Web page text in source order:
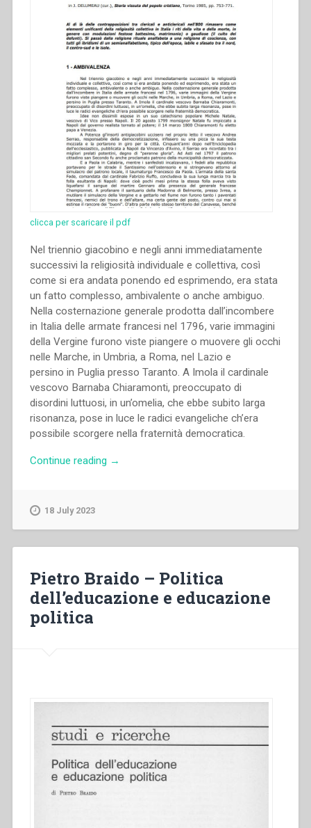
clicca per scaricare il pdf
Nel triennio giacobino e negli anni immediatamente
successivi la religiosità individuale e collettiva, così
come si era andata ponendo ed esprimendo, era stata
un fatto complesso, ambivalente o anche ambiguo.
Nella costernazione generale prodotta dall’incombere
in Italia delle armate francesi nel 1796, varie immagini
della Vergine furono viste piangere o muovere gli occhi
nelle Marche, in Umbria, a Roma, nel Lazio e
persino in Puglia presso Taranto. A Imola il cardinale
vescovo Barnaba Chiaramonti, preoccupato di
disordini luttuosi, in un’omelia, che ebbe subito larga
risonanza, pose in luce le radici evangeliche ch’era
possibile scorgere nella fraternità democratica.
Continue reading “Pietro
→
18 July 2023
Pietro Braido – Politica
dell’educazione e educazione
politica